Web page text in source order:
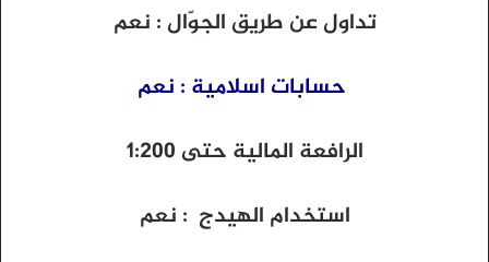
تداول عن طريق الجوّال : نعم
حسابات اسلامية : نعم
الرافعة المالية حتى 1:200
استخدام الهيدج : نعم